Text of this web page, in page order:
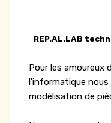
REP.AL.LAB
Pour les amoureux
l'informatique nous
modélisation de